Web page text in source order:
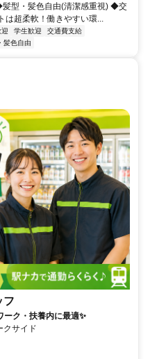
型・髪色自由(清潔感重視) ◆交
超柔軟！働きやすい環...
学生歓迎
交通費支給
髪色自由
フ
ク・扶養内に最適✨
サイド